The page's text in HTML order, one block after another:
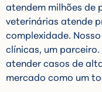
atendem milhões de
veterinárias atende
complexidade.
clínicas, um
atender casos de
mercado como um